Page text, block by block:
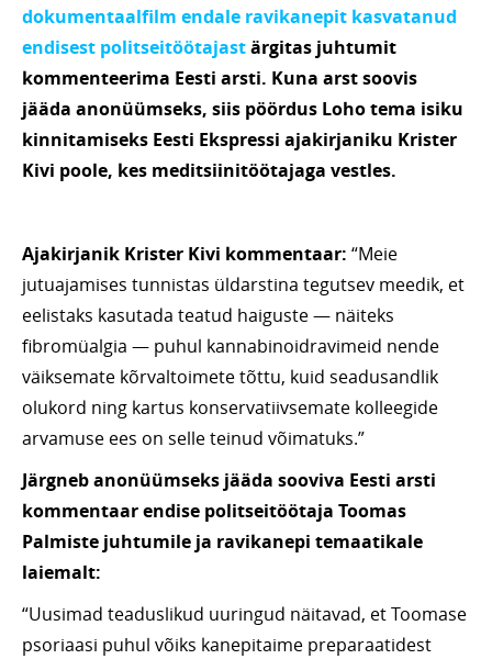
dokumentaalfilm endale ravikanepit kasvatanud
endisest politseitöötajastärgitas juhtumit
kommenteerima Eesti arsti. Kuna arst soovis
jääda anonüümseks, siis pöördus Loho tema isiku
kinnitamiseks Eesti Ekspressi ajakirjaniku Krister
Kivi poole, kes meditsiinitöötajaga vestles.
Ajakirjanik Krister Kivi kommentaar: “Meie
jutuajamises tunnistas üldarstina tegutsev meedik, et
eelistaks kasutada teatud haiguste — näiteks
fibromüalgia — puhul kannabinoidravimeid nende
väiksemate kõrvaltoimete tõttu, kuid seadusandlik
olukord ning kartus konservatiivsemate kolleegide
arvamuse ees on selle teinud võimatuks.”
Järgneb anonüümseks jääda sooviva Eesti arsti
kommentaar endise politseitöötaja Toomas
Palmiste juhtumile ja ravikanepi temaatikale
laiemalt:
“Uusimad teaduslikud uuringud näitavad, et Toomase
psoriaasi puhul võiks kanepitaime preparaatidest